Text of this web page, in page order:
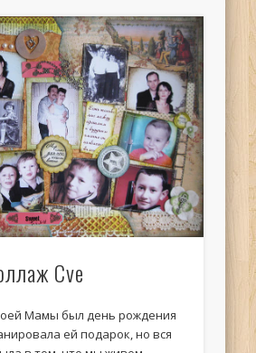
Cve
Мамы был день рождения
ей подарок, но вся